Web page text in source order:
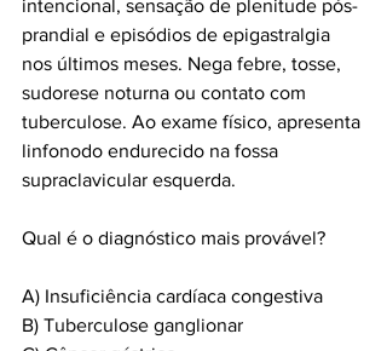
intencional, sensação de plenitude pós-
prandial e episódios de epigastralgia
nos últimos meses. Nega febre, tosse,
sudorese noturna ou contato com
tuberculose. Ao exame físico, apresenta
linfonodo endurecido na fossa
supraclavicular esquerda.
Qual é o diagnóstico mais provável?
A) Insuficiência cardíaca congestiva
B) Tuberculose ganglionar